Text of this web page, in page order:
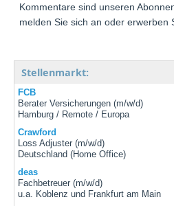
Kommentare sind unseren
melden Sie sich an oder erwerben
Stellenmarkt:
FCB
Berater Versicherungen (m/w/d)
Hamburg / Remote / Europa
Crawford
Loss Adjuster (m/w/d)
Deutschland (Home Office)
deas
Fachbetreuer (m/w/d)
u.a. Koblenz und Frankfurt am Main